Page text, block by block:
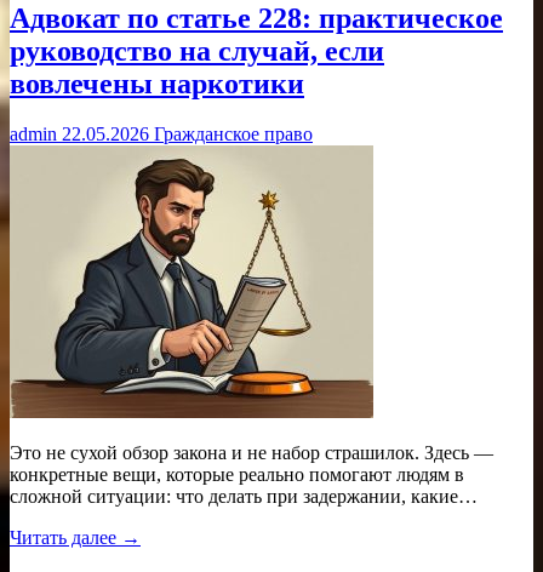
Адвокат по статье 228: практическое
руководство на случай, если
вовлечены наркотики
admin 22.05.2026 Гражданское право
Это не сухой обзор закона и не набор страшилок. Здесь —
конкретные вещи, которые реально помогают людям в
сложной ситуации: что делать при задержании, какие…
Читать далее →